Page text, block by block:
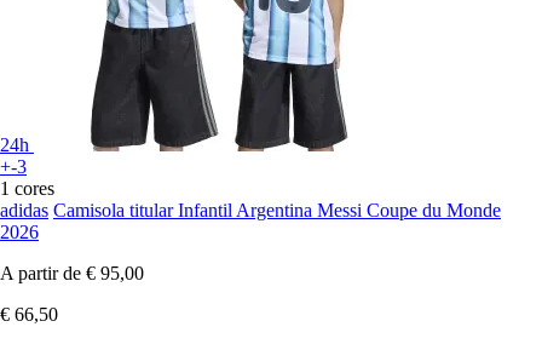
24h
+-3
1 cores
adidas Camisola titular Infantil Argentina Messi Coupe du Monde
2026
A partir de € 95,00
€ 66,50